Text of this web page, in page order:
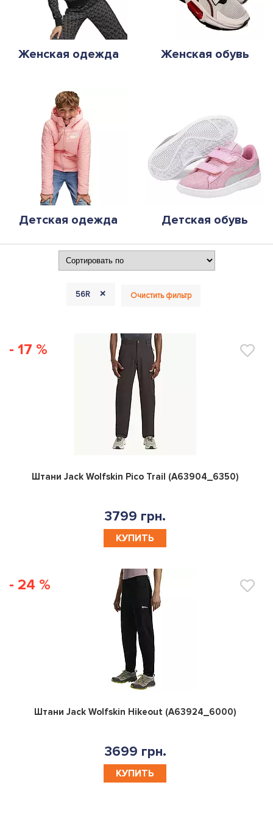
Женская одежда Женская обувь
Детская одежда Детская обувь
56R + Очистить фильтр
- 17 %
0
Штани Jack Wolfskin Pico Trail (A63904_6350)
3799 грн.
КУПИТЬ
- 24 %
0
Штани Jack Wolfskin Hikeout (A63924_6000)
3699 грн.
КУПИТЬ